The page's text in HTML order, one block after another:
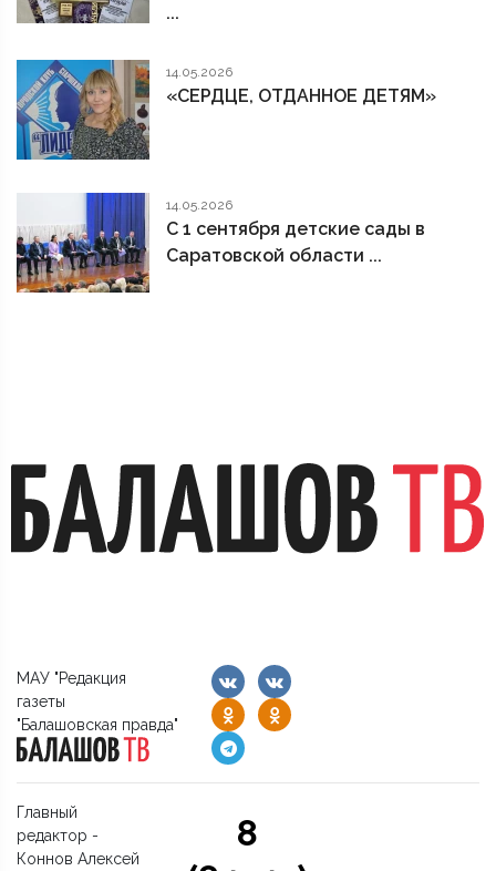
...
14.05.2026
«СЕРДЦЕ, ОТДАННОЕ ДЕТЯМ»
14.05.2026
С 1 сентября детские сады в
Саратовской области ...
МАУ "Редакция
газеты
"Балашовская правда"
Главный
редактор -
Коннов Алексей
8